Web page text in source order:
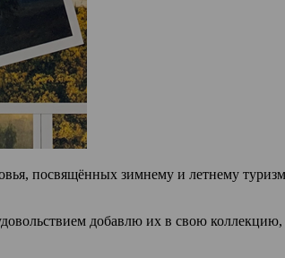
посвящённых зимнему и летнему
добавлю их в свою